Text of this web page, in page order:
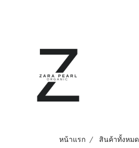
หน้าแรก สินค้าทั้งหมด